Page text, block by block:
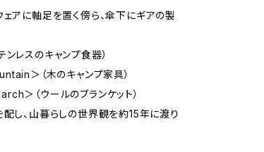
アに軸足を置く傍ら、傘下にギアの製
レスのキャンプ食器）
＞（木のキャンプ家具）
＞（ウールのブランケット）
し、山暮らしの世界観を約15年に渡り